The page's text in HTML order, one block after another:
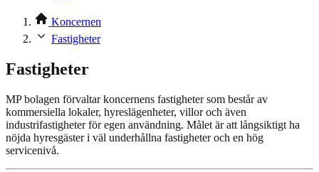
Koncernen
Fastigheter
Fastigheter
MP bolagen förvaltar koncernens fastigheter som består av
kommersiella lokaler, hyreslägenheter, villor och även
industrifastigheter för egen användning. Målet är att långsiktigt ha
nöjda hyresgäster i väl underhållna fastigheter och en hög
servicenivå.